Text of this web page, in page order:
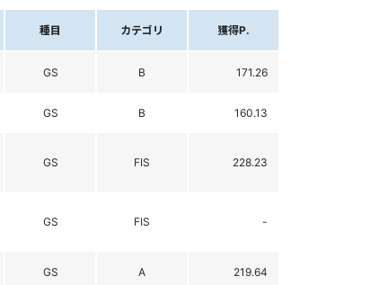
種目 カテゴリ 獲得P.
GS B 171.26
GS B 160.13
GS FIS 228.23
GS FIS -
GS A 219.64